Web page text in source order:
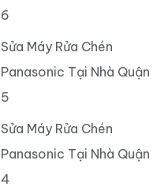
6
Sửa Máy Rửa Chén
Panasonic Tại Nhà Quận
5
Sửa Máy Rửa Chén
Panasonic Tại Nhà Quận
4